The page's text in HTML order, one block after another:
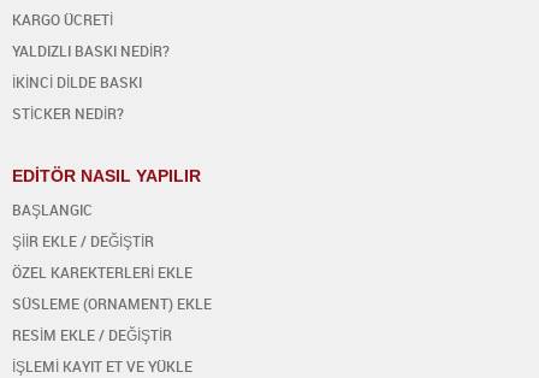
KARGO ÜCRETİ
YALDIZLI BASKI NEDİR?
İKİNCİ DİLDE BASKI
STİCKER NEDİR?
EDİTÖR NASIL YAPILIR
BAŞLANGIC
ŞİİR EKLE / DEĞİŞTİR
ÖZEL KAREKTERLERİ EKLE
SÜSLEME (ORNAMENT) EKLE
RESİM EKLE / DEĞİŞTİR
İŞLEMİ KAYIT ET VE YÜKLE